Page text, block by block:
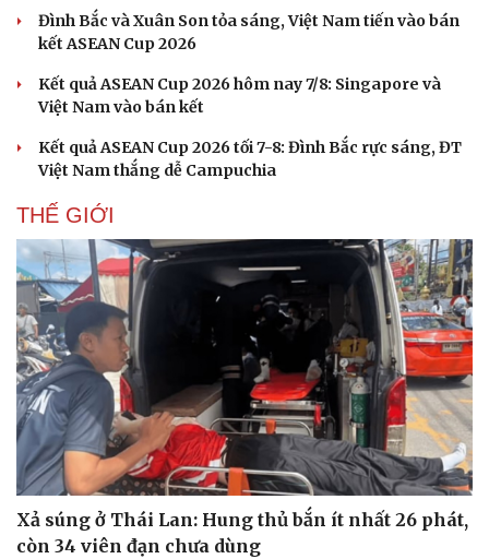
Đình Bắc và Xuân Son tỏa sáng, Việt Nam tiến vào bán
kết ASEAN Cup 2026
Kết quả ASEAN Cup 2026 hôm nay 7/8: Singapore và
Việt Nam vào bán kết
Kết quả ASEAN Cup 2026 tối 7-8: Đình Bắc rực sáng, ĐT
Việt Nam thắng dễ Campuchia
THẾ GIỚI
Xả súng ở Thái Lan: Hung thủ bắn ít nhất 26 phát,
còn 34 viên đạn chưa dùng